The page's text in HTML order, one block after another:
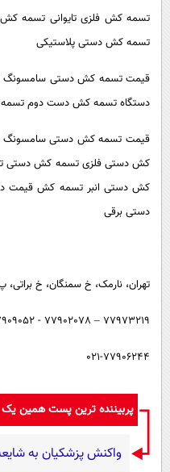
تسمه کش فلزی تایوانی تسمه
تسمه کش دستی پلاستیکی
قیمت تسمه کش دستی سامسونگ
دستگاه تسمه کش دست دوم
قیمت تسمه کش دستی سامسونگ
کش دستی فلزی تسمه کش دستی
کش دستی انبر تسمه کش
دستی برقی
تهران، نارمک، خ سمنگان، خ براتی، پ
77973219 – 77902078 - 77909052
021-77906244
پربیننده ترین پست همین
واکنش پزشکیان به